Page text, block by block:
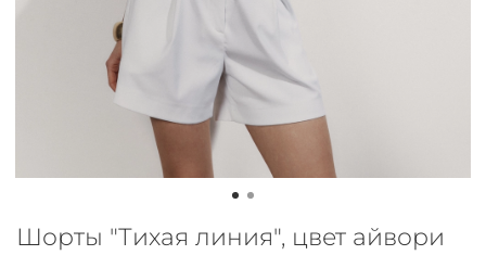
Шорты "Тихая линия", цвет айвори